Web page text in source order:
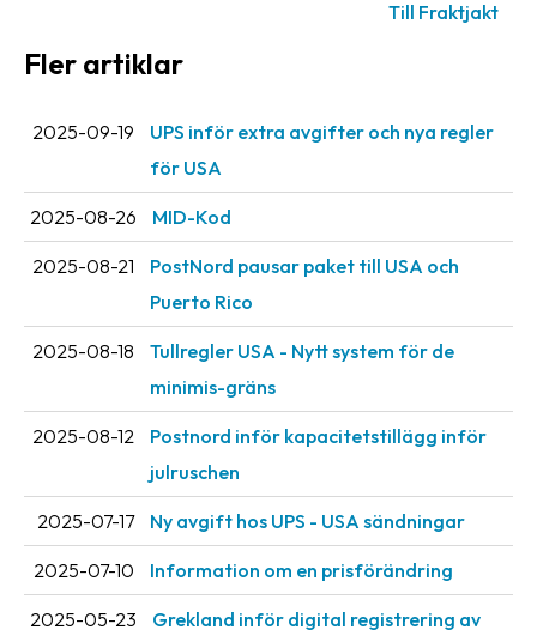
Kontakta
Villkor
Integritet
Förbjudet
och
innehåll
Till Fraktjakt
Fler artiklar
2025-09-19
UPS inför extra avgifter och nya regler
för USA
2025-08-26 MID-Kod
2025-08-21
PostNord pausar paket till USA och
Puerto Rico
2025-08-18
Tullregler USA - Nytt system för de
minimis-gräns
2025-08-12
Postnord inför kapacitetstillägg inför
julruschen
2025-07-17 Ny avgift hos UPS - USA sändningar
2025-07-10 Information om en prisförändring
2025-05-23
Grekland inför digital registrering av